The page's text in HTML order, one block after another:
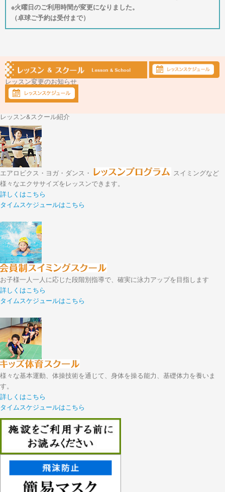
※火曜日のご利用時間が変更になりました。
（卓球ご予約は受付まで）
レッスン変更のお知らせ
レッスン&スクール紹介
エアロビクス・ヨガ・ダンス・
スイミングなど
様々なエクササイズをレッスンできます。
詳しくはこちら
タイムスケジュールはこちら
お子様一人一人に応じた段階別指導で、確実に泳力アップを目指します
詳しくはこちら
タイムスケジュールはこちら
様々な基本運動、体操技術を通じて、身体を操る能力、基礎体力を養いま
す。
詳しくはこちら
タイムスケジュールはこちら